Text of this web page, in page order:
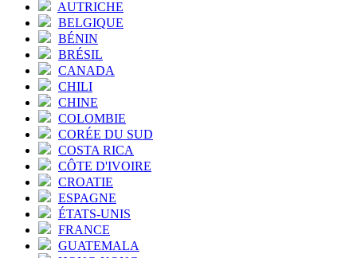
AUTRICHE
BELGIQUE
BÉNIN
BRÉSIL
CANADA
CHILI
CHINE
COLOMBIE
CORÉE DU SUD
COSTA RICA
CÔTE D'IVOIRE
CROATIE
ESPAGNE
ÉTATS-UNIS
FRANCE
GUATEMALA